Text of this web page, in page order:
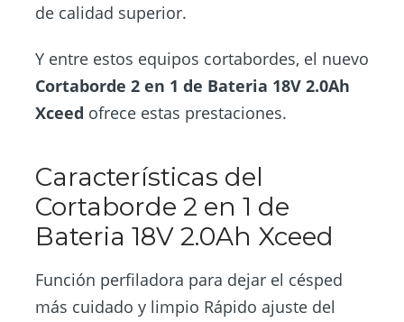
de calidad superior.
Y entre estos equipos cortabordes, el nuevo
Cortaborde 2 en 1 de Bateria 18V 2.0Ah
Xceed ofrece estas prestaciones.
Características del
Cortaborde 2 en 1 de
Bateria 18V 2.0Ah Xceed
Función perfiladora para dejar el césped
más cuidado y limpio Rápido ajuste del